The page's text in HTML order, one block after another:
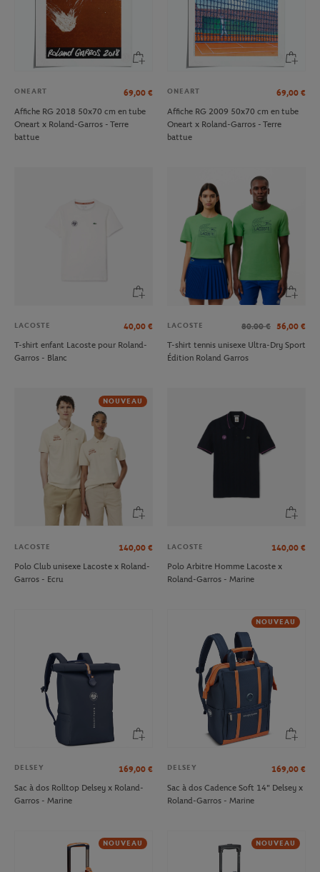
ONEART 69,00 €
Affiche RG 2018 50x70 cm en tube
Oneart x Roland-Garros - Terre
battue
ONEART 69,00 €
Affiche RG 2009 50x70 cm en tube
Oneart x Roland-Garros - Terre
battue
LACOSTE 40,00 €
T-shirt enfant Lacoste pour Roland-
Garros - Blanc
LACOSTE 80.00 € 56,00 €
T-shirt tennis unisexe Ultra-Dry Sport
Édition Roland Garros
NOUVEAU
LACOSTE 140,00 €
Polo Club unisexe Lacoste x Roland-
Garros - Ecru
LACOSTE 140,00 €
Polo Arbitre Homme Lacoste x
Roland-Garros - Marine
DELSEY 169,00 €
Sac à dos Rolltop Delsey x Roland-
Garros - Marine
NOUVEAU
DELSEY 169,00 €
Sac à dos Cadence Soft 14" Delsey x
Roland-Garros - Marine
NOUVEAU NOUVEAU